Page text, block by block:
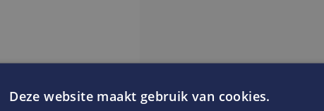
Deze website maakt gebruik van cookies.